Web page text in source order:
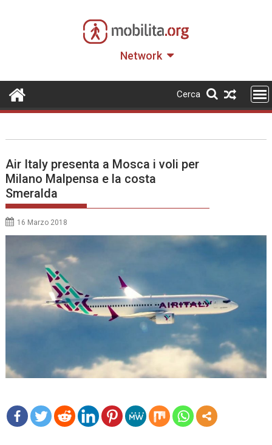
Network
Cerca
Air Italy presenta a Mosca i voli per
Milano Malpensa e la costa
Smeralda
16 Marzo 2018